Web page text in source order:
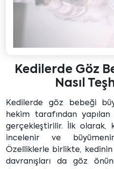
Kedilerde Göz
Nasıl
Kedilerde göz bebeği
hekim tarafından
gerçekleştirilir. İlk olarak,
incelenir ve
Özelliklerle birlikte,
davranışları da göz